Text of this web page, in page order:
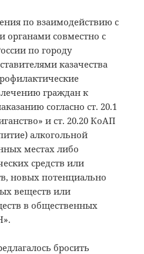
по взаимодействию с
органами совместно с
по городу
казачества
граждан к
согласно ст. 20.1
и ст. 20.20 КоАП
алкогольной
местах либо
средств или
новых потенциально
веществ или
в общественных
бросить